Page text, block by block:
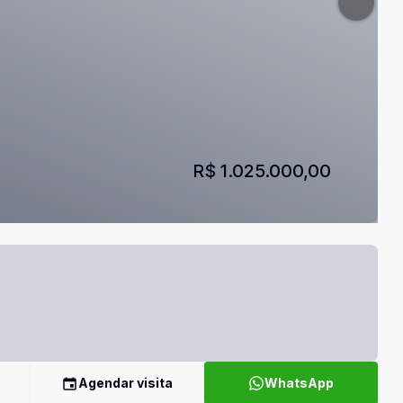
R$ 1.025.000,00
Agendar visita WhatsApp